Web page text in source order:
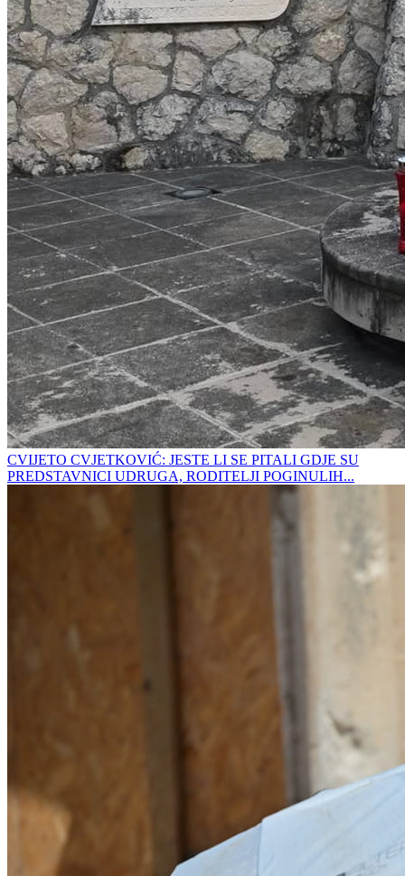
CVIJETO CVJETKOVIĆ: JESTE LI SE PITALI GDJE SU
PREDSTAVNICI UDRUGA, RODITELJI POGINULIH...